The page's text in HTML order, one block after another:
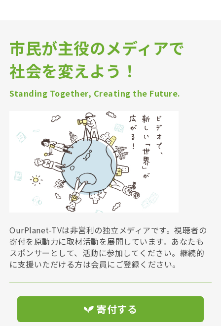
市民が主役のメディアで
社会を変えよう！
Standing Together, Creating the Future.
OurPlanet-TVは非営利の独立メディアです。視聴者の
寄付を原動力に取材活動を展開しています。あなたも
スポンサーとして、活動に参加してください。継続的
に支援いただける方は会員にご登録ください。
寄付する